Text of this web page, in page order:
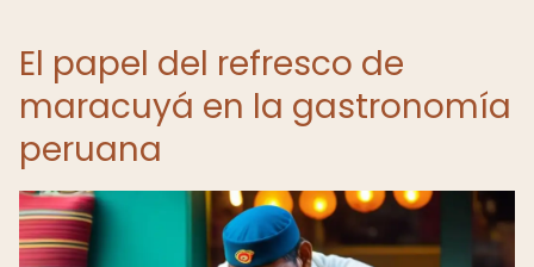
El papel del refresco de
maracuyá en la gastronomía
peruana